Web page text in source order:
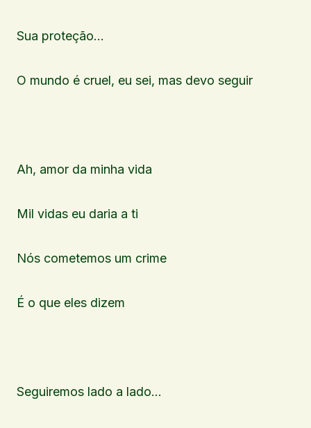
Sua proteção…
O mundo é cruel, eu sei, mas devo seguir
Ah, amor da minha vida
Mil vidas eu daria a ti
Nós cometemos um crime
É o que eles dizem
Seguiremos lado a lado…